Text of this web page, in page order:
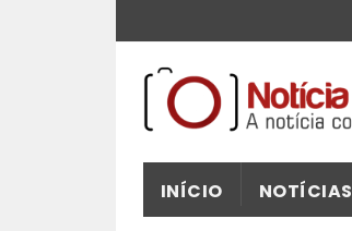
INÍCIO NOTÍCIAS